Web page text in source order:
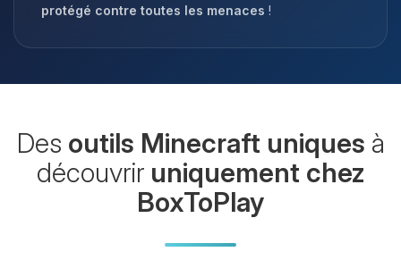
protégé contre toutes les menaces !
Des outils Minecraft uniques à
découvrir uniquement chez
BoxToPlay